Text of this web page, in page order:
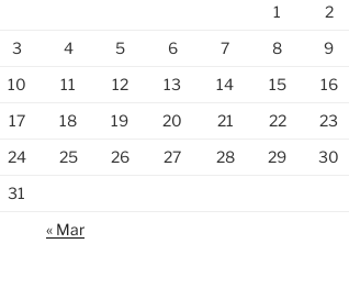
1
2
3
4 5 6 7 8
9
10
11 12 13 14 15
16
17
18 19 20 21 22
23
24
25 26 27 28 29
30
31
« Mar